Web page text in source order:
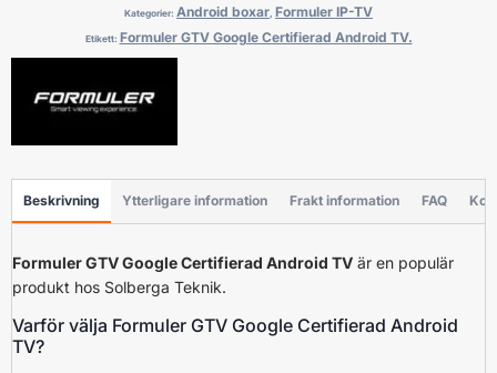
Kategorier: Android boxar Formuler IP-TV
Etikett: Formuler GTV Google Certifierad Android TV.
Beskrivning Ytterligare information Frakt information FAQ
Formuler GTV Google Certifierad Android TV är en populär
produkt hos Solberga Teknik.
Varför välja Formuler GTV Google Certifierad Android
TV?